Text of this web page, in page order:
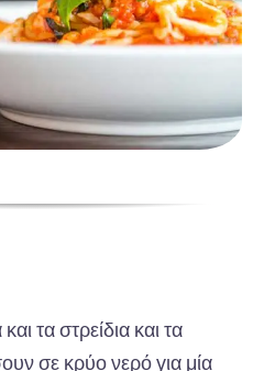
τα στρείδια και τα
σε κρύο νερό για μία